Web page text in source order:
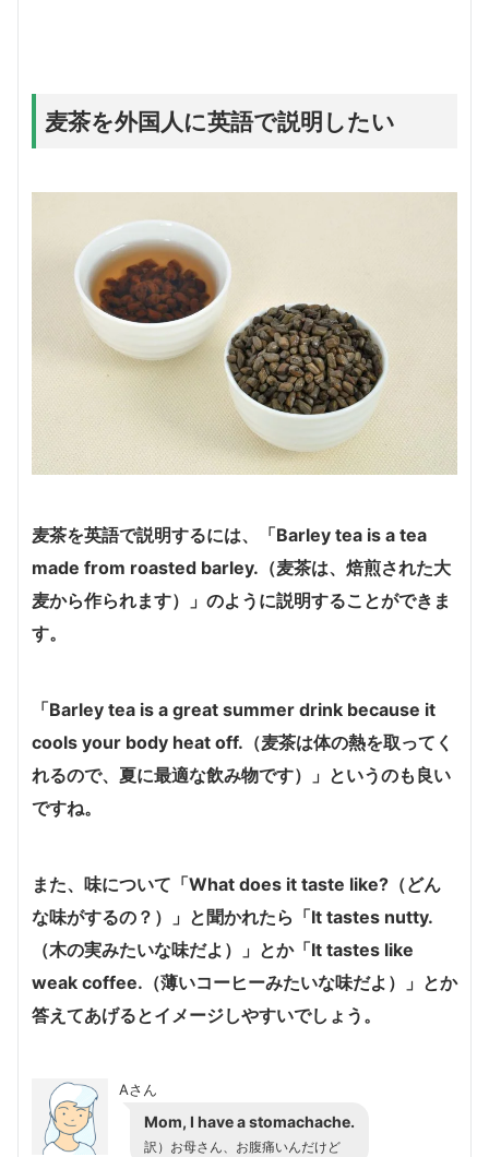
麦茶を外国人に英語で説明したい
麦茶を英語で説明するには、
「Barley tea is a tea
made from roasted barley.（麦茶は、焙煎された大
麦から作られます）」 のように説明することができま
す。
「Barley tea is a great summer drink because it
cools your body heat off.（麦茶は体の熱を取ってく
れるので、夏に最適な飲み物です）」 というのも良い
ですね。
また、味について 「What does it taste like?（どん
な味がするの？）」 と聞かれたら 「It tastes nutty.
（木の実みたいな味だよ）」 とか「It tastes like
weak coffee.（薄いコーヒーみたいな味だよ）」 とか
答えてあげるとイメージしやすいでしょう。
Aさん
Mom, I have a stomachache.
訳）お母さん、お腹痛いんだけど